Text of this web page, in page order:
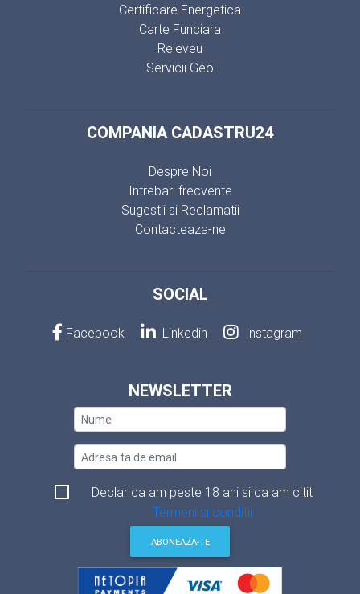
Certificare Energetica
Carte Funciara
Releveu
Servicii Geo
COMPANIA CADASTRU24
Despre Noi
Intrebari frecvente
Sugestii si Reclamatii
Contacteaza-ne
SOCIAL
Facebook Linkedin Instagram
NEWSLETTER
Declar ca am peste 18 ani si ca am citit
Termeni si conditii
ABONEAZA-TE